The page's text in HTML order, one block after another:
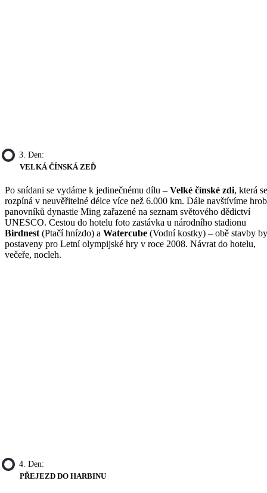
3. Den:
VELKÁ ČÍNSKÁ ZEĎ
Po snídani se vydáme k jedinečnému dílu – Velké čínské zdi, která se
rozpíná v neuvěřitelné délce více než 6.000 km. Dále navštívíme
panovníků dynastie Ming zařazené na seznam světového dědictví
UNESCO. Cestou do hotelu foto zastávka u národního stadionu
Birdnest (Ptačí hnízdo) a Watercube (Vodní kostky) – obě stavby
postaveny pro Letní olympijské hry v roce 2008. Návrat do hotelu,
večeře, nocleh.
4. Den:
PŘEJEZD DO HARBINU